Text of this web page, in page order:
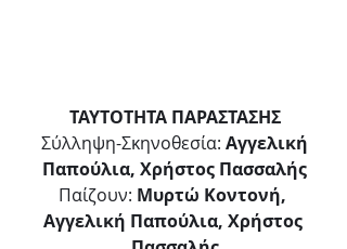
ΤΑΥΤΟΤΗΤΑ ΠΑΡΑΣΤΑΣΗΣ
Σύλληψη-Σκηνοθεσία: Αγγελική
Παπούλια, Χρήστος Πασσαλής
Παίζουν: Μυρτώ Κοντονή,
Αγγελική Παπούλια, Χρήστος